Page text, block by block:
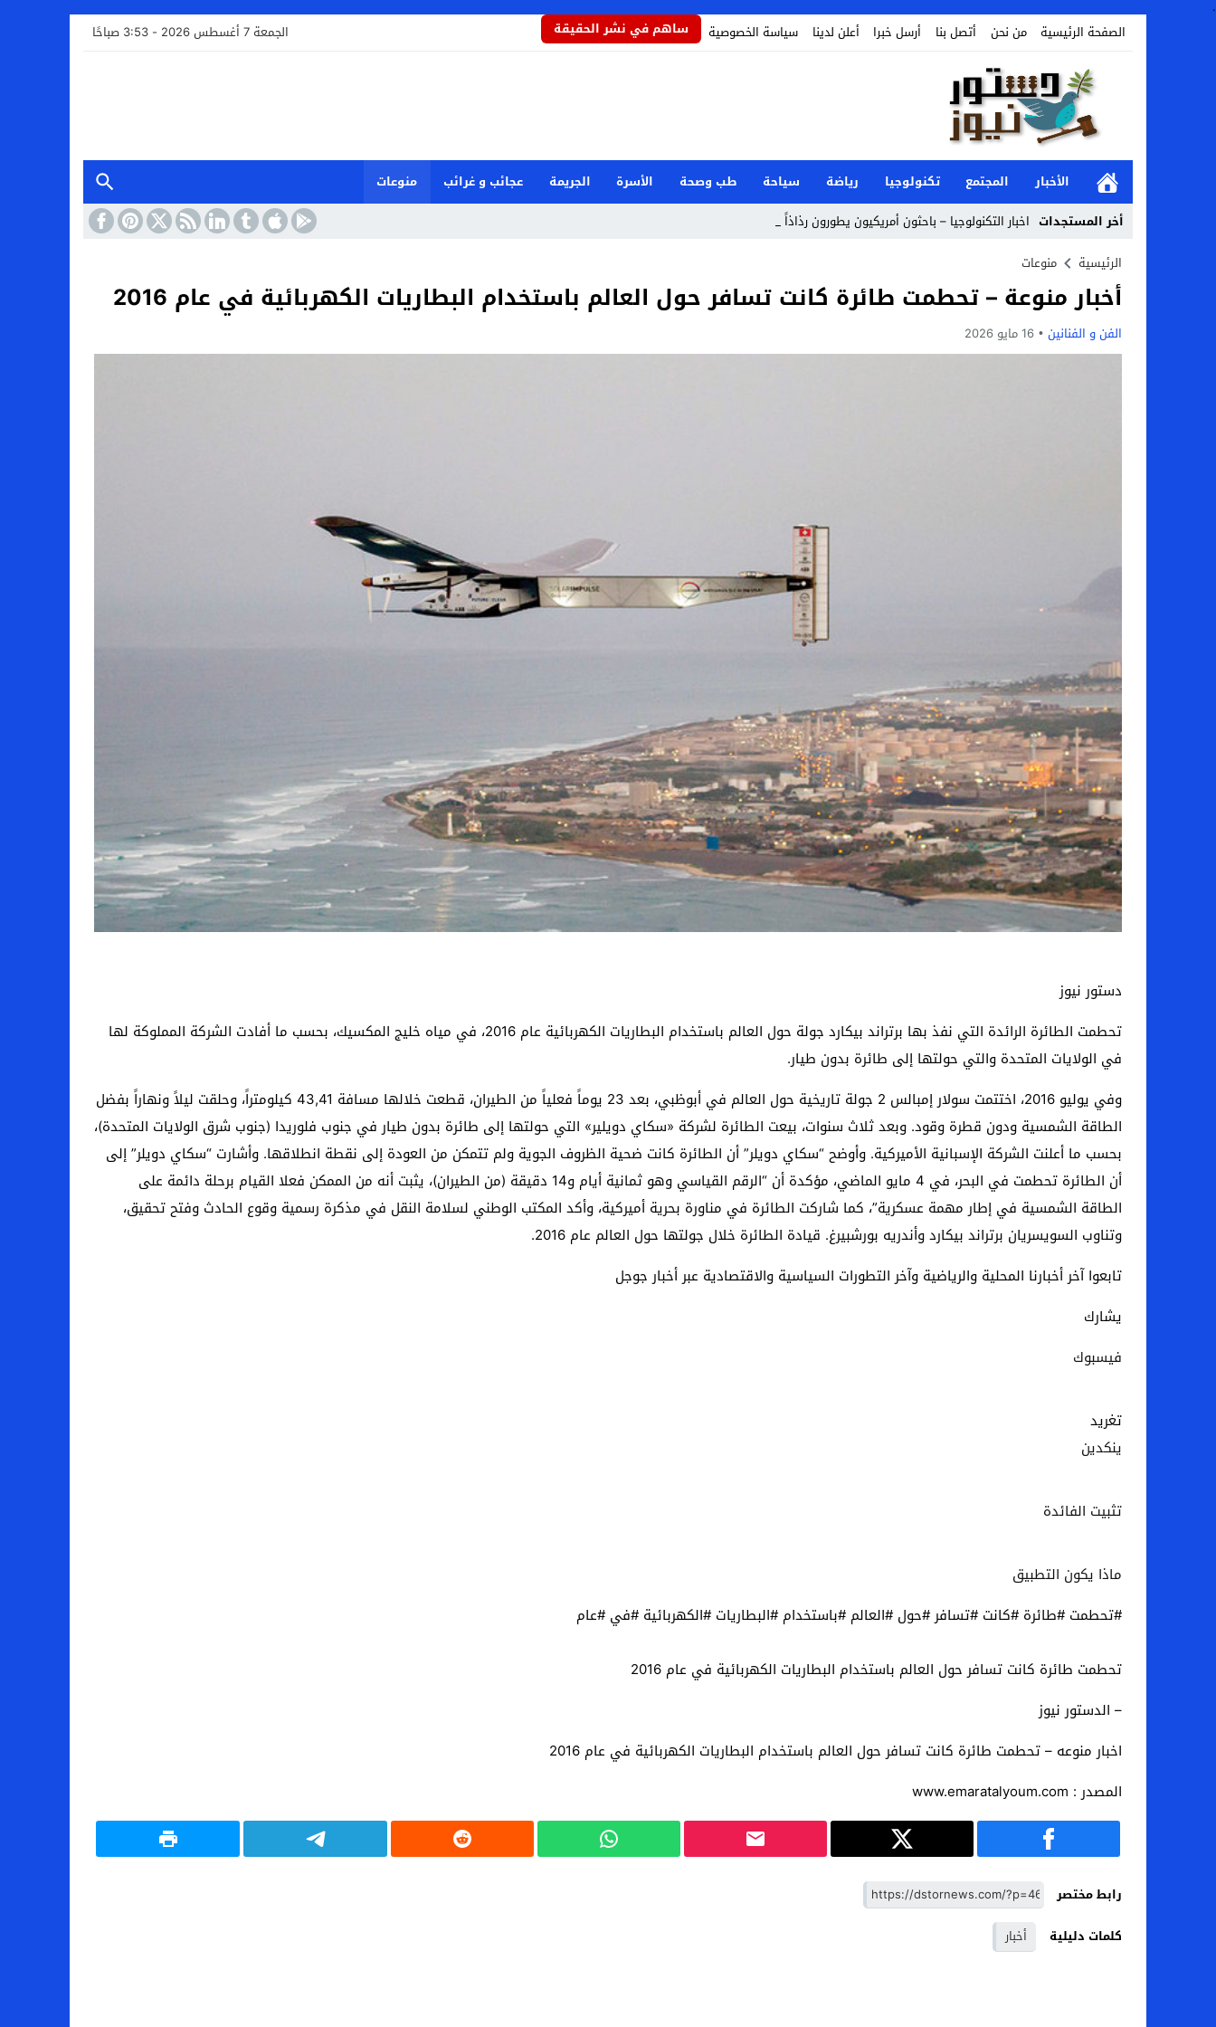
.
الصفحة الرئيسية
من نحن أتصل بنا أرسل خبرا أعلن لدينا سياسة الخصوصية ساهم في نشر الحقيقة الجمعة 7 أغسطس 2026 - 3:53 صباحًا
الأخبار المجتمع تكنولوجيا رياضة سياحة طب وصحة الأسرة الجريمة عجائب و غرائب
منوعات
أخر المستجدات اخبار التكنولوجيا – باحثون أمريكيون يطورون رذاذاً يحمي المحا_
Stop
Previous
Next
الرئيسية منوعات
أخبار منوعة – تحطمت طائرة كانت تسافر حول العالم باستخدام البطاريات الكهربائية في عام 2016
الفن و الفنانين 16 مايو 2026
دستور نيوز
تحطمت الطائرة الرائدة التي نفذ بها برتراند بيكارد جولة حول العالم باستخدام البطاريات الكهربائية عام 2016، في مياه خليج المكسيك، بحسب ما أفادت الشركة المملوكة لها
في الولايات المتحدة والتي حولتها إلى طائرة بدون طيار.
وفي يوليو 2016، اختتمت سولار إمبالس 2 جولة تاريخية حول العالم في أبوظبي، بعد 23 يوماً فعلياً من الطيران، قطعت خلالها مسافة 43,41 كيلومتراً، وحلقت ليلاً ونهاراً بفضل
الطاقة الشمسية ودون قطرة وقود. وبعد ثلاث سنوات، بيعت الطائرة لشركة «سكاي دويلير» التي حولتها إلى طائرة بدون طيار في جنوب فلوريدا (جنوب شرق الولايات المتحدة)،
بحسب ما أعلنت الشركة الإسبانية الأميركية. وأوضح “سكاي دويلر” أن الطائرة كانت ضحية الظروف الجوية ولم تتمكن من العودة إلى نقطة انطلاقها. وأشارت “سكاي دويلر” إلى
أن الطائرة تحطمت في البحر، في 4 مايو الماضي، مؤكدة أن “الرقم القياسي وهو ثمانية أيام و14 دقيقة (من الطيران)، يثبت أنه من الممكن فعلا القيام برحلة دائمة على
الطاقة الشمسية في إطار مهمة عسكرية”، كما شاركت الطائرة في مناورة بحرية أميركية، وأكد المكتب الوطني لسلامة النقل في مذكرة رسمية وقوع الحادث وفتح تحقيق،
وتناوب السويسريان برتراند بيكارد وأندريه بورشبيرغ. قيادة الطائرة خلال جولتها حول العالم عام 2016.
تابعوا آخر أخبارنا المحلية والرياضية وآخر التطورات السياسية والاقتصادية عبر أخبار جوجل
يشارك
فيسبوك
تغريد
ينكدين
تثبيت الفائدة
ماذا يكون التطبيق
#تحطمت #طائرة #كانت #تسافر #حول #العالم #باستخدام #البطاريات #الكهربائية #في #عام
تحطمت طائرة كانت تسافر حول العالم باستخدام البطاريات الكهربائية في عام 2016
– الدستور نيوز
اخبار منوعه – تحطمت طائرة كانت تسافر حول العالم باستخدام البطاريات الكهربائية في عام 2016
المصدر : www.emaratalyoum.com
رابط مختصر
كلمات دليلية
أخبار